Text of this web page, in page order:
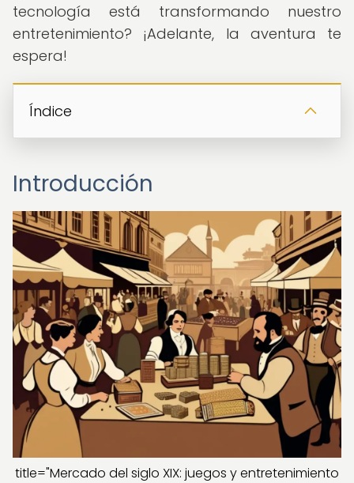
tecnología está transformando nuestro
entretenimiento? ¡Adelante, la aventura te
espera!
Índice
Introducción
title="Mercado del siglo XIX: juegos y entretenimiento